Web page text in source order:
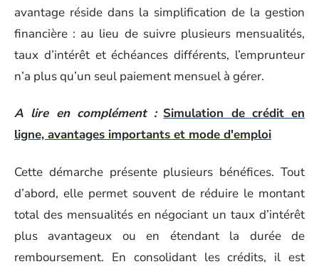
avantage réside dans la simplification de la gestion
financière : au lieu de suivre plusieurs mensualités,
taux d’intérêt et échéances différents, l’emprunteur
n’a plus qu’un seul paiement mensuel à gérer.
A lire en complément : Simulation de crédit en
ligne, avantages importants et mode d'emploi
Cette démarche présente plusieurs bénéfices. Tout
d’abord, elle permet souvent de réduire le montant
total des mensualités en négociant un taux d’intérêt
plus avantageux ou en étendant la durée de
remboursement. En consolidant les crédits, il est